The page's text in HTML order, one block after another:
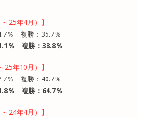
25年4月）】
％ 複勝：35.7％
％ 複勝：38.8％
25年10月）】
％ 複勝：40.7％
％ 複勝：64.7％
24年4月）】